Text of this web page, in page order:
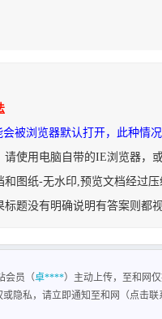
被浏览器默认打开，此种情
使用电脑自带的IE浏览器，
图纸-无水印,预览文档经过压
题没有明确说明有答案则都
会员（卓****）主动上传，至和网
隐私，请立即通知至和网（点击联